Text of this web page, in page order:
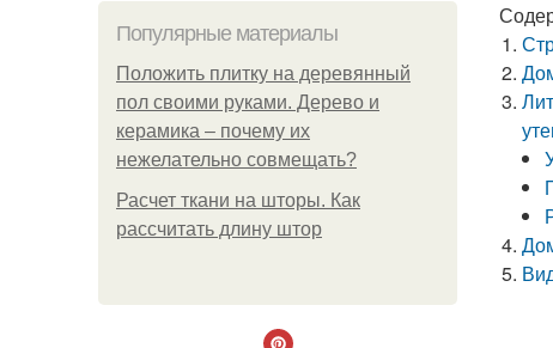
Популярные материалы
Положить плитку на деревянный
пол своими руками. Дерево и
керамика – почему их
нежелательно совмещать?
Расчет ткани на шторы. Как
рассчитать длину штор